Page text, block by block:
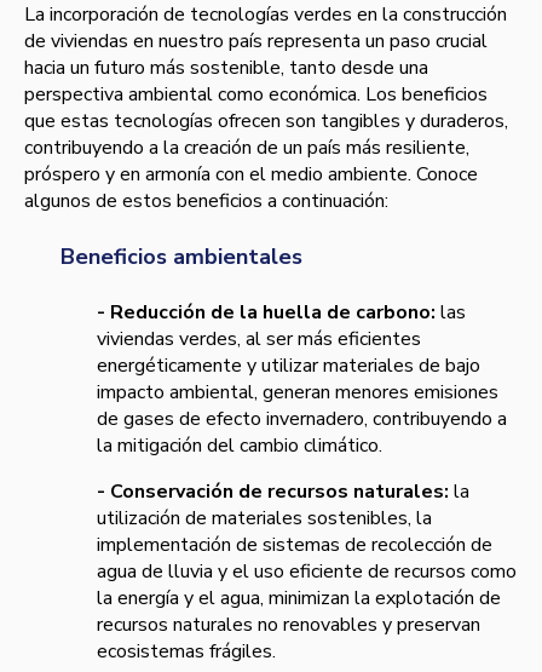
La incorporación de tecnologías verdes en la construcción
de viviendas en nuestro país representa un paso crucial
hacia un futuro más sostenible, tanto desde una
perspectiva ambiental como económica. Los beneficios
que estas tecnologías ofrecen son tangibles y duraderos,
contribuyendo a la creación de un país más resiliente,
próspero y en armonía con el medio ambiente. Conoce
algunos de estos beneficios a continuación:
Beneficios ambientales
- Reducción de la huella de carbono: las
viviendas verdes, al ser más eficientes
energéticamente y utilizar materiales de bajo
impacto ambiental, generan menores emisiones
de gases de efecto invernadero, contribuyendo a
la mitigación del cambio climático.
- Conservación de recursos naturales: la
utilización de materiales sostenibles, la
implementación de sistemas de recolección de
agua de lluvia y el uso eficiente de recursos como
la energía y el agua, minimizan la explotación de
recursos naturales no renovables y preservan
ecosistemas frágiles.